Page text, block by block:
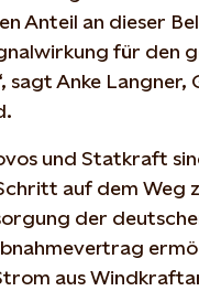
Anteil an dieser
für den
sagt Anke
und Statkraft
auf dem Weg
der
aus